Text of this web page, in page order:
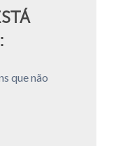
que não